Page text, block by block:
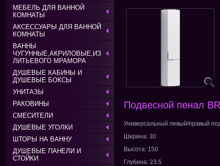
МЕБЕЛЬ ДЛЯ ВАННОЙ
КОМНАТЫ
АКСЕССУАРЫ ДЛЯ ВАННОЙ
КОМНАТЫ
ВАННЫ
ЧУГУННЫЕ,АКРИЛОВЫЕ,ИЗ
ЛИТЬЕВОГО МРАМОРА
ДУШЕВЫЕ КАБИНЫ И
ДУШЕВЫЕ БОКСЫ
УНИТАЗЫ
РАКОВИНЫ
СМЕСИТЕЛИ
ДУШЕВЫЕ УГОЛКИ
ШТОРЫ НА ВАННУ
ДУШЕВЫЕ ПАНЕЛИ И
СТОЙКИ
Подвесной пенал
Универсальный левый/правый
Ширина: 30
Высота: 150
Глубина: 23.5